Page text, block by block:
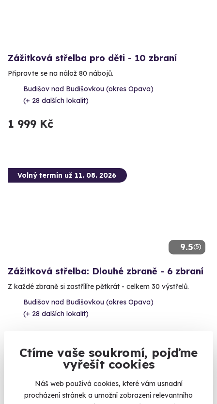
Ctíme vaše soukromí, pojďme
vyřešit cookies
Náš web používá cookies, které vám usnadní
procházení stránek a umožní zobrazení relevantního
Zážitková střelba pro děti - 10 zbraní
Připravte se na nálož 80 nábojů.
Budišov nad Budišovkou (okres Opava)
(+ 28 dalších lokalit)
1 999 Kč
9.5(5)
Volný termín už 11. 08. 2026
Zážitková střelba: Dlouhé zbraně - 6 zbraní
Z každé zbraně si zastřílíte pětkrát - celkem 30 výstřelů.
Budišov nad Budišovkou (okres Opava)
(+ 28 dalších lokalit)
Volný termín už 15. 08. 2026